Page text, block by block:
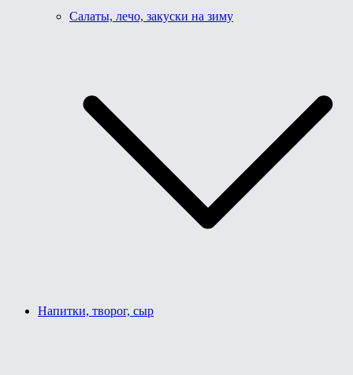
Салаты, лечо, закуски на зиму
Напитки, творог, сыр